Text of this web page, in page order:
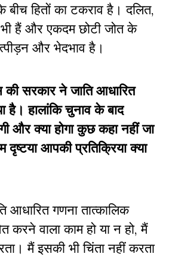
बीच हितों का टकराव है। दलित,
हैं और एकदम छोटी जोत के
और भेदभाव है।
सरकार ने जाति आधारित
है। हालांकि चुनाव के बाद
और क्या होगा कुछ कहा नहीं जा
आपकी प्रतिक्रिया क्या
आधारित गणना तात्कालिक
करने वाला काम हो या न हो, मैं
मैं इसकी भी चिंता नहीं करता